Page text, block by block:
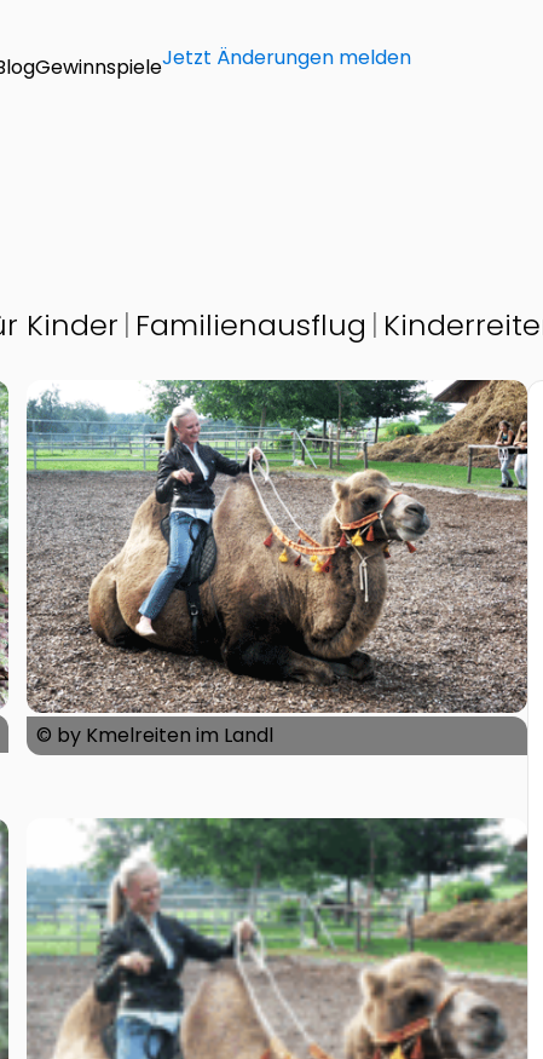
GewinnspieleJetzt Änderungen melden
Kinder Familienausflug
© by Kmelreiten im Landl